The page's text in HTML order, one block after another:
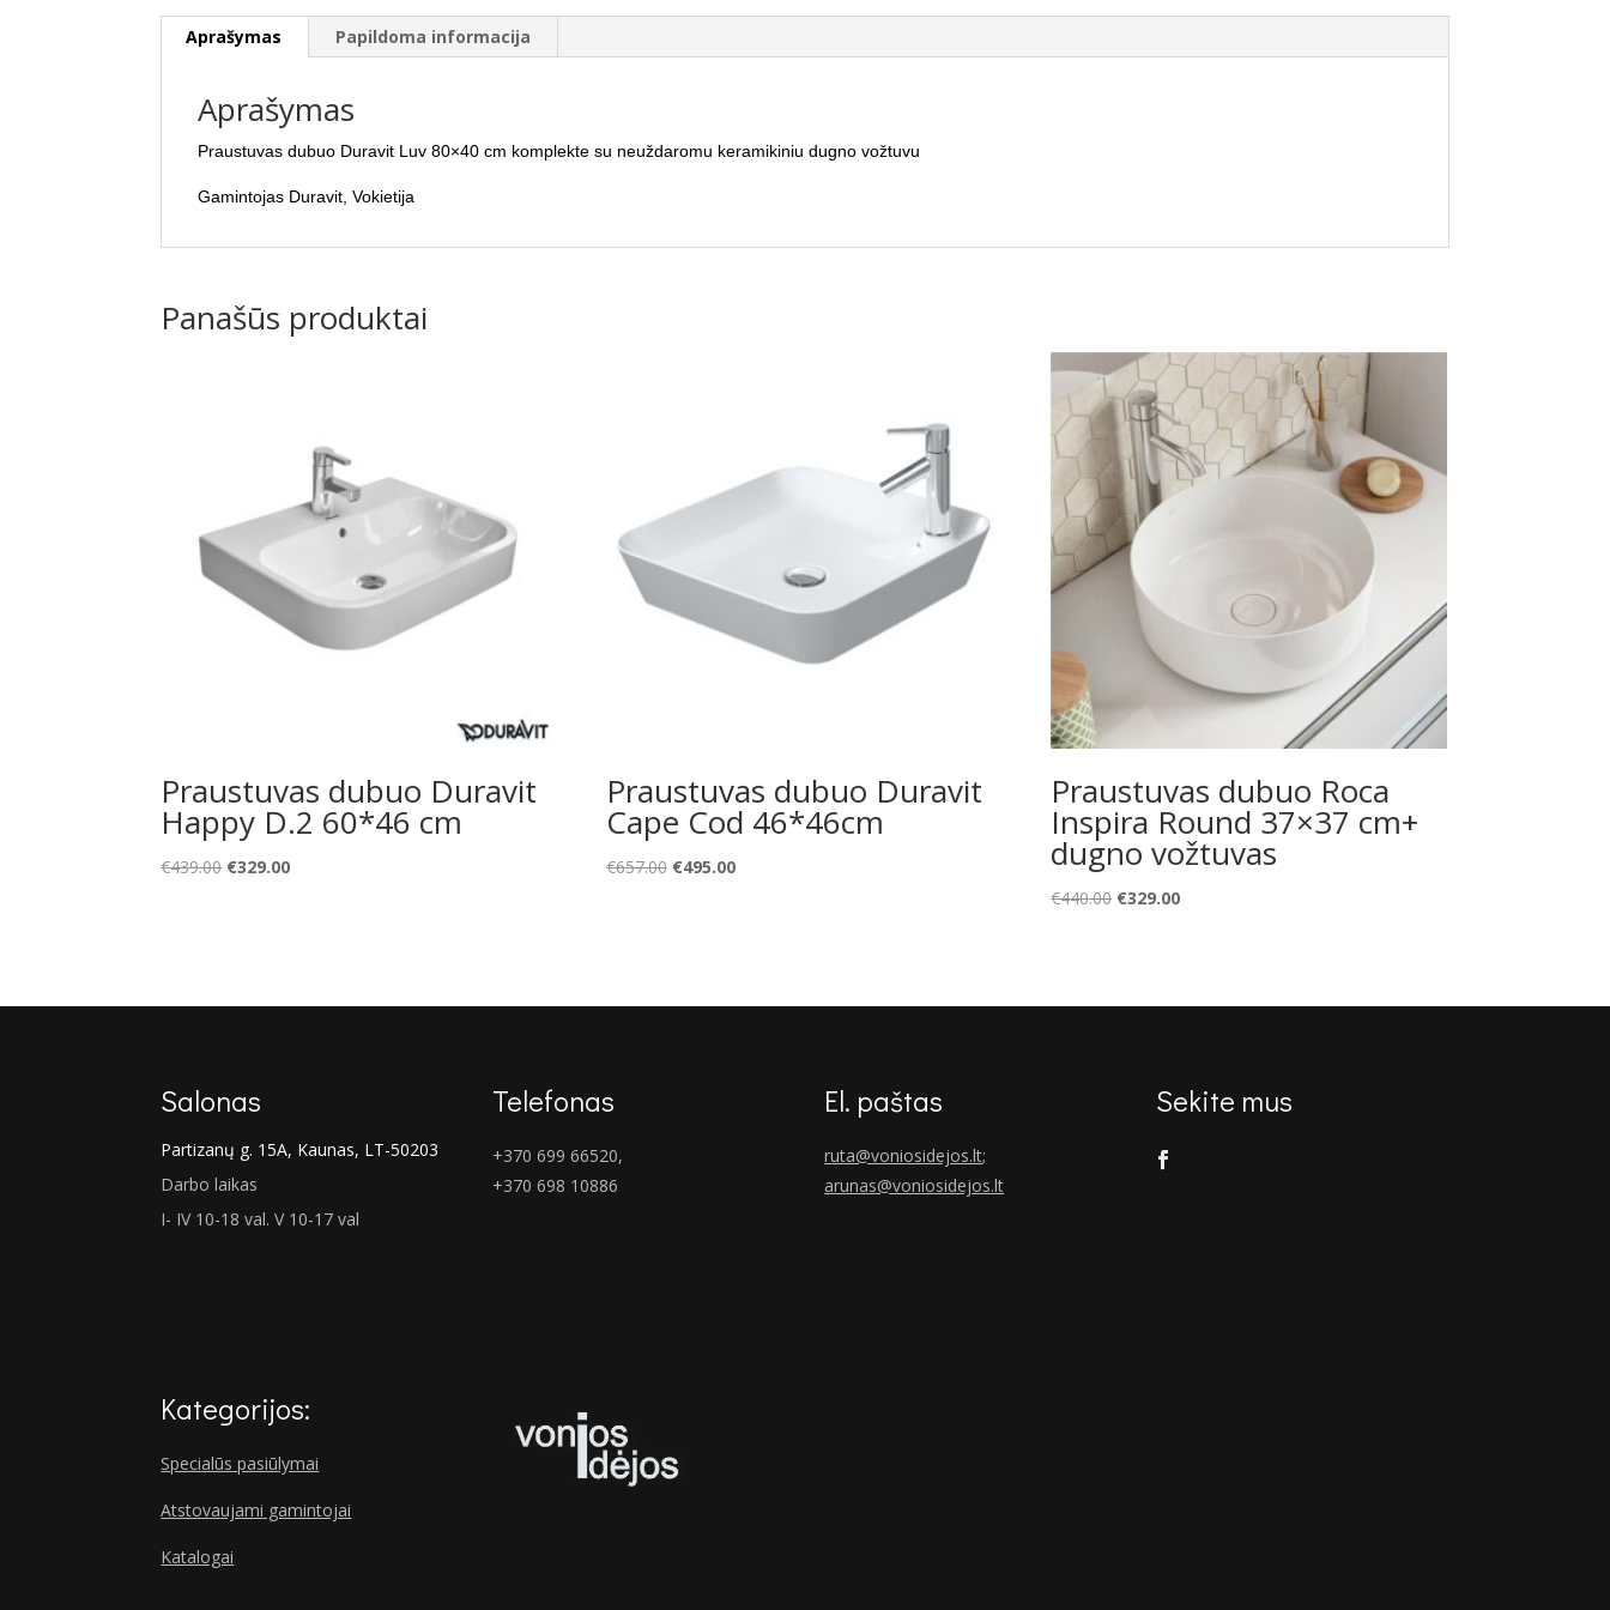
Aprašymas Papildoma informacija
Aprašymas
Praustuvas dubuo Duravit Luv 80×40 cm komplekte su neuždaromu keramikiniu dugno vožtuvu
Gamintojas Duravit, Vokietija
Panašūs produktai
Praustuvas dubuo Duravit
Happy D.2 60*46 cm
€439.00 Original
€329.00Current
Praustuvas dubuo Duravit
Cape Cod 46*46cm
€657.00 Original
€495.00Current
Praustuvas dubuo Roca
Inspira Round 37×37 cm+
dugno vožtuvas
€440.00 Original
€329.00Current
Salonas
Partizanų g. 15A, Kaunas, LT-50203
Darbo laikas
I- IV 10-18 val. V 10-17 val
Telefonas
+370 699 66520,
+370 698 10886
El. paštas
ruta@voniosidejos.lt;
arunas@voniosidejos.lt
Sekite mus
Kategorijos:
Specialūs pasiūlymai
Atstovaujami gamintojai
Katalogai